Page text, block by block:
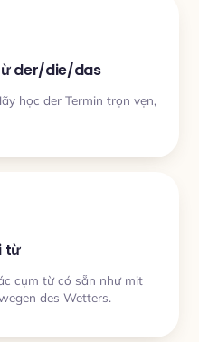
der/die/das
học der Termin trọn vẹn,
từ
cụm từ có sẵn như mit
des Wetters.